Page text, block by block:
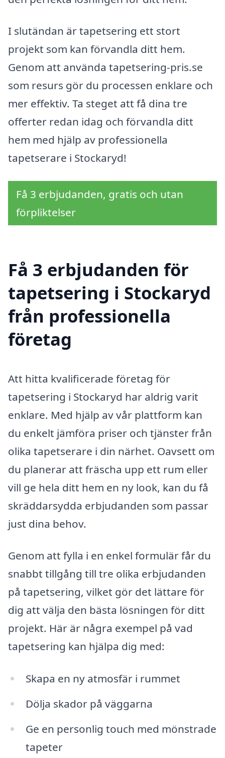
I slutändan är tapetsering ett stort
projekt som kan förvandla ditt hem.
Genom att använda tapetsering-pris.se
som resurs gör du processen enklare och
mer effektiv. Ta steget att få dina tre
offerter redan idag och förvandla ditt
hem med hjälp av professionella
tapetserare i Stockaryd!
Få 3 erbjudanden, gratis och utan
förpliktelser
Få 3 erbjudanden för
tapetsering i Stockaryd
från professionella
företag
Att hitta kvalificerade företag för
tapetsering i Stockaryd har aldrig varit
enklare. Med hjälp av vår plattform kan
du enkelt jämföra priser och tjänster från
olika tapetserare i din närhet. Oavsett om
du planerar att fräscha upp ett rum eller
vill ge hela ditt hem en ny look, kan du få
skräddarsydda erbjudanden som passar
just dina behov.
Genom att fylla i en enkel formulär får du
snabbt tillgång till tre olika erbjudanden
på tapetsering, vilket gör det lättare för
dig att välja den bästa lösningen för ditt
projekt. Här är några exempel på vad
tapetsering kan hjälpa dig med:
Skapa en ny atmosfär i rummet
Dölja skador på väggarna
Ge en personlig touch med mönstrade
tapeter